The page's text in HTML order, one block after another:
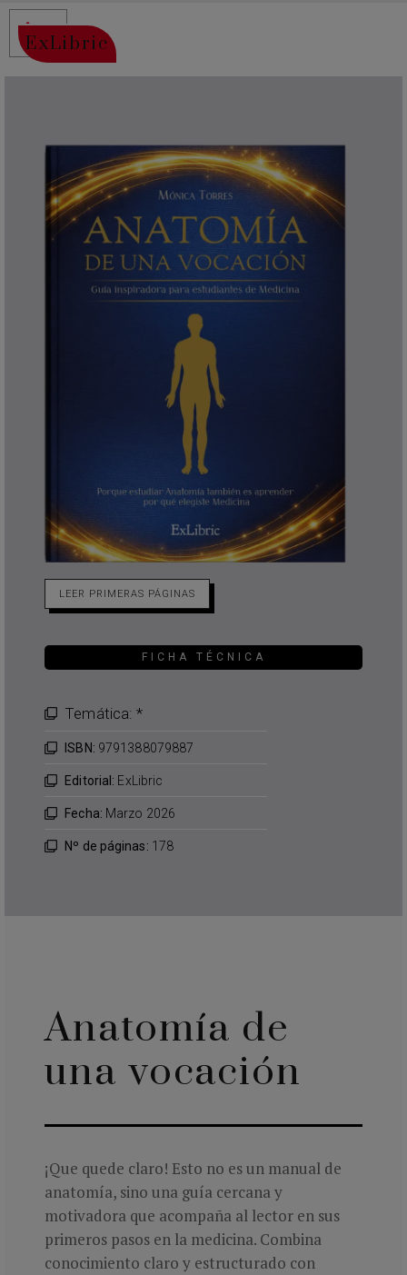
ExLibric
LEER PRIMERAS PÁGINAS
FICHA TÉCNICA
Temática: *
ISBN: 9791388079887
Editorial: ExLibric
Fecha: Marzo 2026
Nº de páginas: 178
Anatomía de
una vocación
¡Que quede claro! Esto no es un manual de
anatomía, sino una guía cercana y
motivadora que acompaña al lector en sus
primeros pasos en la medicina. Combina
conocimiento claro y estructurado con